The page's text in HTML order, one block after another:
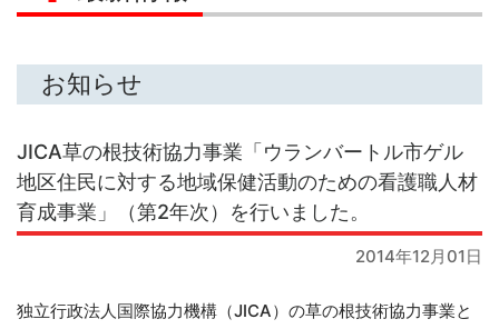
お知らせ
JICA草の根技術協力事業「ウランバートル市ゲル
地区住民に対する地域保健活動のための看護職人材
育成事業」（第2年次）を行いました。
2014年12月01日
独立行政法人国際協力機構（JICA）の草の根技術協力事業と